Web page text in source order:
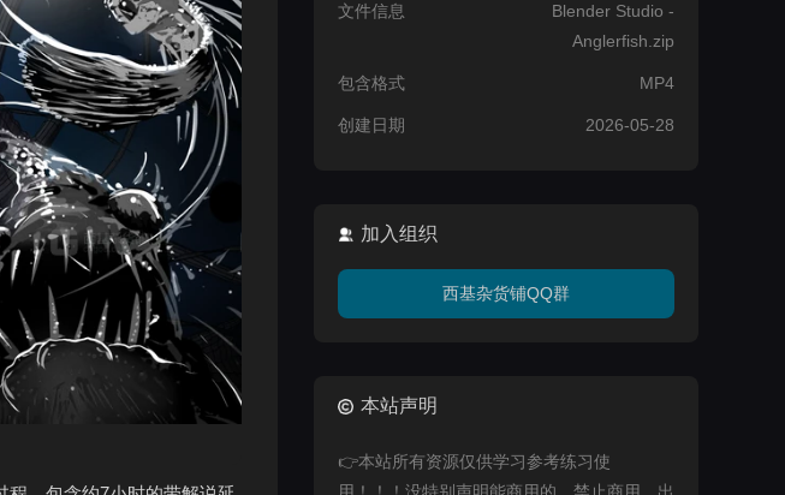
文件信息
Blender Studio -
Anglerfish.zip
包含格式 MP4
创建日期 2026-05-28
加入组织
西基杂货铺QQ群
本站声明
👉本站所有资源仅供学习参考练习使